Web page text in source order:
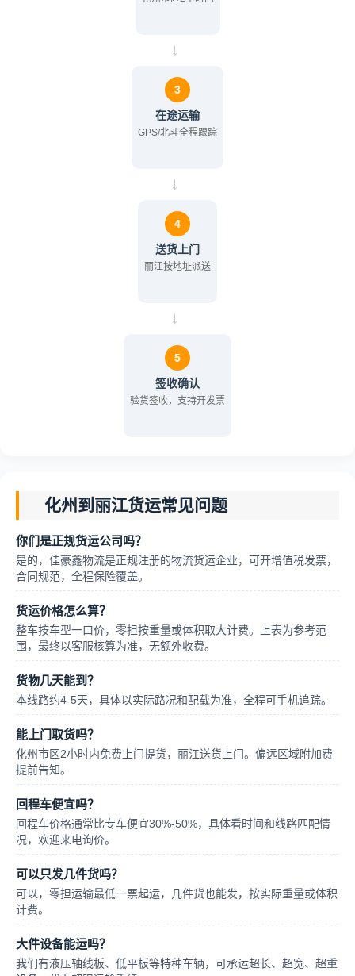
→
3
在途运输
GPS/北斗全程跟踪
→
4
送货上门
丽江按地址派送
→
5
签收确认
验货签收，支持开发票
化州到丽江货运常见问题
你们是正规货运公司吗？
是的，佳豪鑫物流是正规注册的物流货运企业，可开增值税发票，
合同规范，全程保险覆盖。
货运价格怎么算？
整车按车型一口价，零担按重量或体积取大计费。上表为参考范
围，最终以客服核算为准，无额外收费。
货物几天能到？
本线路约4-5天，具体以实际路况和配载为准，全程可手机追踪。
能上门取货吗？
化州市区2小时内免费上门提货，丽江送货上门。偏远区域附加费
提前告知。
回程车便宜吗？
回程车价格通常比专车便宜30%-50%，具体看时间和线路匹配情
况，欢迎来电询价。
可以只发几件货吗？
可以，零担运输最低一票起运，几件货也能发，按实际重量或体积
计费。
大件设备能运吗？
我们有液压轴线板、低平板等特种车辆，可承运超长、超宽、超重